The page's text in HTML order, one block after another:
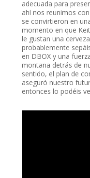
adecuada para
ahí nos reunimos
se convirtieron en
momento en que
le gustan una
probablemente
en DBOX y una
montaña detrás de
sentido, el plan de
aseguró nuestro
entonces lo podéis